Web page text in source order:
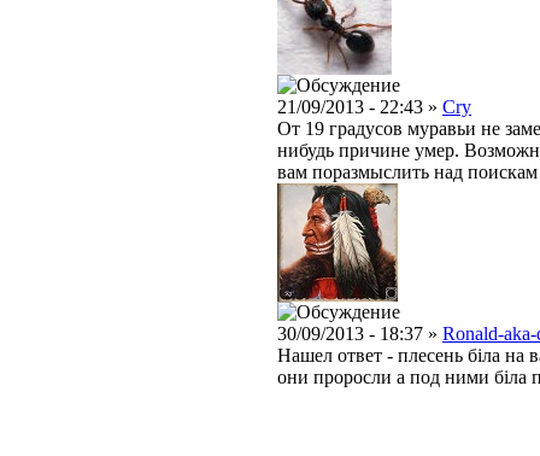
21/09/2013 - 22:43 » Cry
От 19 градусов муравьи не
нибудь причине умер.
вам поразмыслить над
30/09/2013 - 18:37 » Ronald-aka-
Нашел ответ - плесень біла на
они проросли а под ними біла